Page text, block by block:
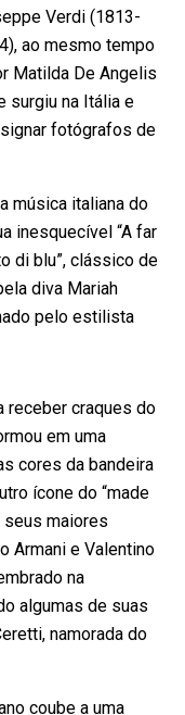
Verdi (1813-
ao mesmo tempo
Matilda De Angelis
surgiu na Itália e
fotógrafos de
música italiana do
inesquecível “A far
di blu”, clássico de
diva Mariah
pelo estilista
receber craques do
em uma
cores da bandeira
ícone do “made
seus maiores
Armani e Valentino
na
algumas de suas
namorada do
coube a uma